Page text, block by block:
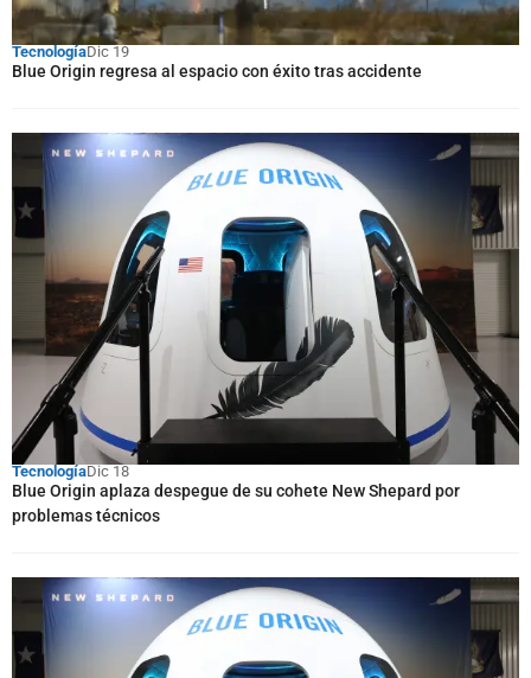
TecnologíaDic 19
Blue Origin regresa al espacio con éxito tras accidente
TecnologíaDic 18
Blue Origin aplaza despegue de su cohete New Shepard por
problemas técnicos